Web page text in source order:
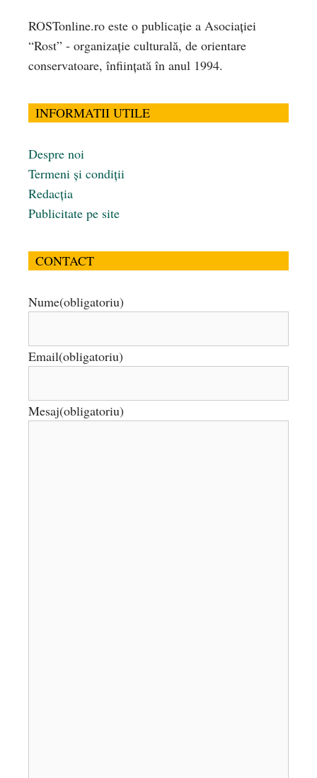
ROSTonline.ro este o publicaţie a Asociaţiei
“Rost” - organizaţie culturală, de orientare
conservatoare, înfiinţată în anul 1994.
INFORMATII UTILE
Despre noi
Termeni și condiții
Redacția
Publicitate pe site
CONTACT
Nume(obligatoriu)
Email(obligatoriu)
Mesaj(obligatoriu)